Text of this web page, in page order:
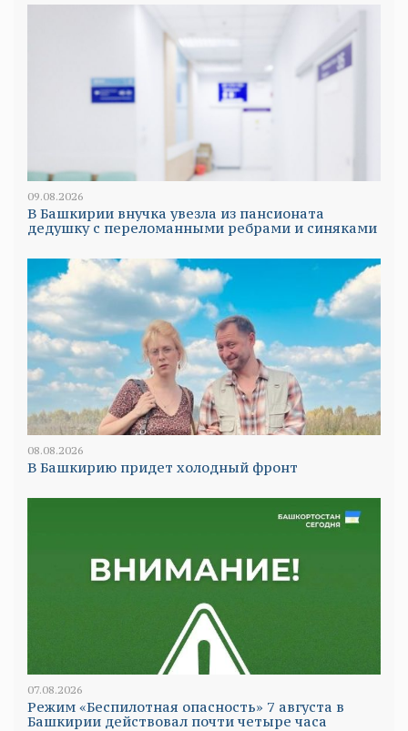
09.08.2026
В Башкирии внучка увезла из пансионата
дедушку с переломанными ребрами и синяками
08.08.2026
В Башкирию придет холодный фронт
07.08.2026
Режим «Беспилотная опасность» 7 августа в
Башкирии действовал почти четыре часа